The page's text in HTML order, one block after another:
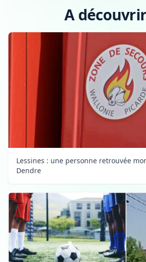
A
Lessines : une personne retrouvée
Dendre